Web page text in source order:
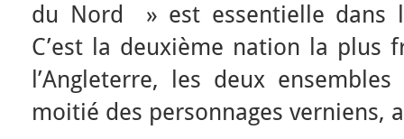
du Nord » est essentielle dans
C’est la deuxième nation la plus
l’Angleterre, les deux
moitié des personnages verniens,